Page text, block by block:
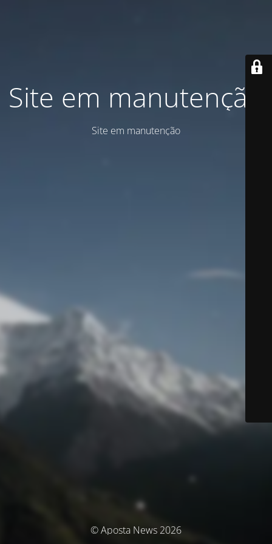
Site em manutenção
Site em manutenção
© Aposta News 2026